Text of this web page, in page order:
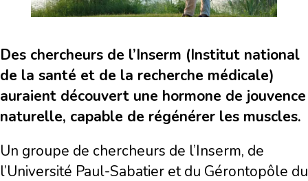
Des chercheurs de l’Inserm (Institut national
de la santé et de la recherche médicale)
auraient découvert une hormone de jouvence
naturelle, capable de régénérer les muscles.
Un groupe de chercheurs de l’Inserm, de
l’Université Paul-Sabatier et du Gérontopôle du